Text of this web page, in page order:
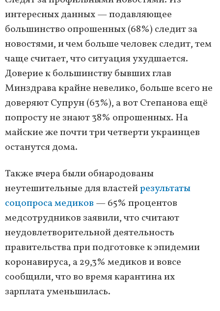
интересных данных — подавляющее
большинство опрошенных (68%) следит за
новостями, и чем больше человек следит, тем
чаще считает, что ситуация ухудшается.
Доверие к большинству бывших глав
Минздрава крайне невелико, больше всего не
доверяют Супрун (63%), а вот Степанова ещё
попросту не знают 38% опрошенных. На
майские же почти три четверти украинцев
останутся дома.
Также вчера были обнародованы
неутешительные для властейрезультаты
соцопроса медиков — 65% процентов
медсотрудников заявили, что считают
неудовлетворительной деятельность
правительства при подготовке к эпидемии
коронавируса, а 29,3% медиков и вовсе
сообщили, что во время карантина их
зарплата уменьшилась.